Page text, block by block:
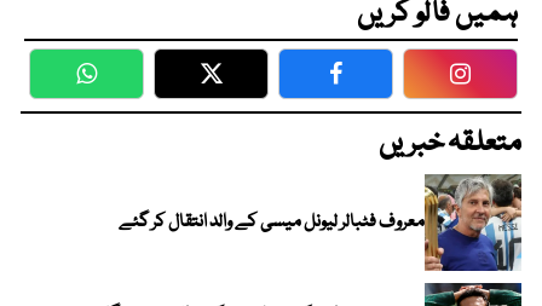
ہمیں فالو کریں
WhatsApp Twitter Facebook
متعلقہ خبریں
معروف فٹبالر لیونل میسی کے والد انتقال کر گئے